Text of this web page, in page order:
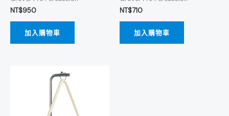
NT$950
加入購物車
NT$710
加入購物車